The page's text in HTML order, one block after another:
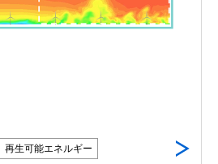
再生可能エネルギー